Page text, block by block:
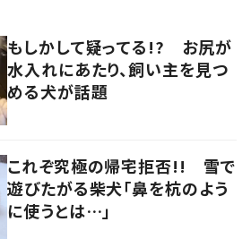
もしかして疑ってる!? お尻が
水入れにあたり、飼い主を見つ
める犬が話題
これぞ究極の帰宅拒否!! 雪で
遊びたがる柴犬「鼻を杭のよう
に使うとは…」